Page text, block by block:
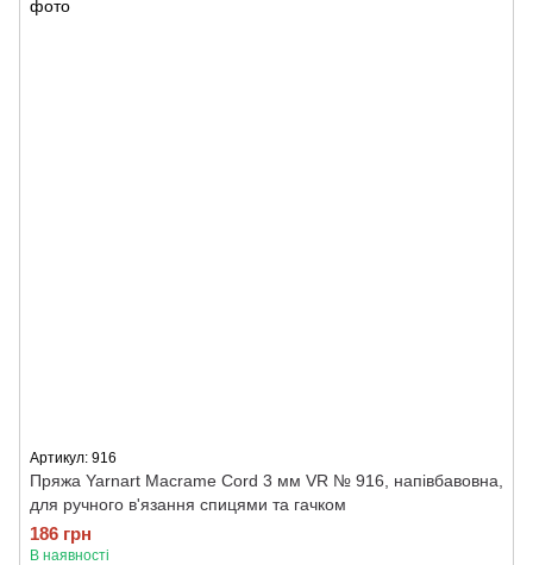
Артикул: 916
Пряжа Yarnart Macrame Cord 3 мм VR № 916, напівбавовна,
для ручного в'язання спицями та гачком
186 грн
В наявності